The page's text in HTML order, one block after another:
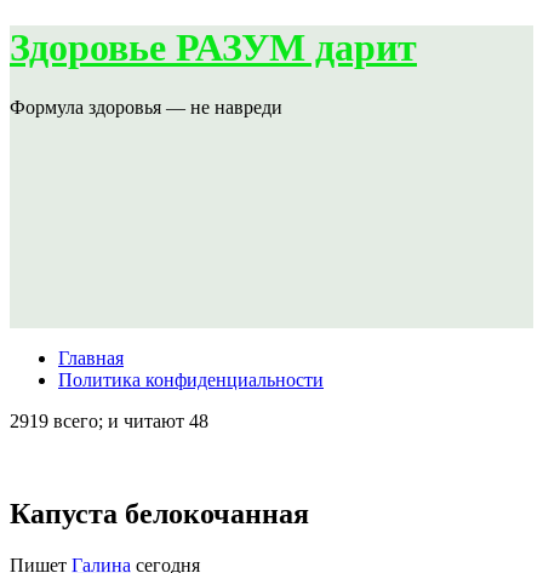
Здоровье РАЗУМ дарит
Формула здоровья — не навреди
Главная
Политика конфиденциальности
2919 всего; и читают 48
Капуста белокочанная
Пишет Галина сегодня